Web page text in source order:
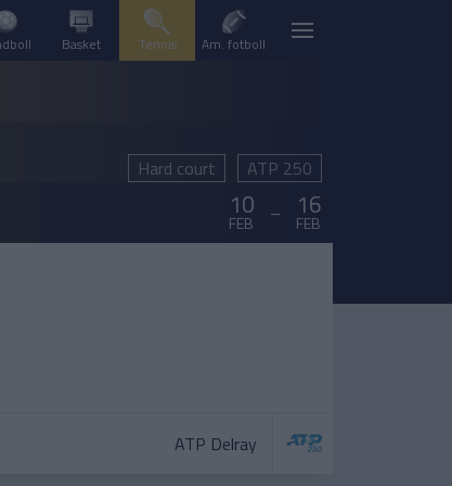
Basket Tennis Am. fotboll
Hard court
ATP 250
10
FEB – 16
FEB
ATP Delray